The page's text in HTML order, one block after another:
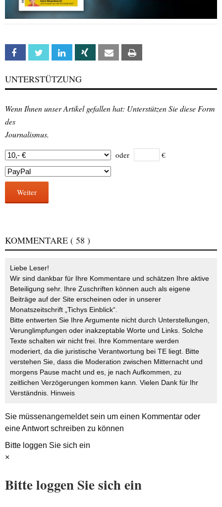
Facebook Twitter Linkedin Xing Email
UNTERSTÜTZUNG
Wenn Ihnen unser Artikel gefallen hat: Unterstützen Sie diese Form
des
Journalismus.
oder €
Weiter
KOMMENTARE ( 58 )
Liebe Leser!
Wir sind dankbar für Ihre Kommentare und schätzen Ihre aktive
Beteiligung sehr. Ihre Zuschriften können auch als eigene
Beiträge auf der Site erscheinen oder in unserer
Monatszeitschrift „Tichys Einblick“.
Bitte entwerten Sie Ihre Argumente nicht durch Unterstellungen,
Verunglimpfungen oder inakzeptable Worte und Links. Solche
Texte schalten wir nicht frei. Ihre Kommentare werden
moderiert, da die juristische Verantwortung bei TE liegt. Bitte
verstehen Sie, dass die Moderation zwischen Mitternacht und
morgens Pause macht und es, je nach Aufkommen, zu
zeitlichen Verzögerungen kommen kann. Vielen Dank für Ihr
Verständnis. Hinweis
Sie müssenangemeldetsein um einen Kommentar oder
eine Antwort schreiben zu können
Bitte loggen Sie sich ein
×
Bitte loggen Sie sich ein